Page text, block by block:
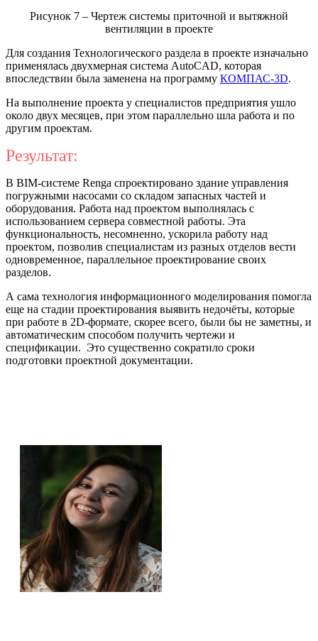
Рисунок 7 – Чертеж системы приточной и вытяжной
вентиляции в проекте
Для создания Технологического раздела в проекте изначально
применялась двухмерная система AutoCAD, которая
впоследствии была заменена на программу КОМПАС-3D.
На выполнение проекта у специалистов предприятия ушло
около двух месяцев, при этом параллельно шла работа и по
другим проектам.
Результат:
В BIM-системе Renga спроектировано здание управления
погружными насосами со складом запасных частей и
оборудования. Работа над проектом выполнялась с
использованием сервера совместной работы. Эта
функциональность, несомненно, ускорила работу над
проектом, позволив специалистам из разных отделов вести
одновременное, параллельное проектирование своих
разделов.
А сама технология информационного моделирования помогла
еще на стадии проектирования выявить недочёты, которые
при работе в 2D-формате, скорее всего, были бы не заметны, и
автоматическим способом получить чертежи и
спецификации. Это существенно сократило сроки
подготовки проектной документации.